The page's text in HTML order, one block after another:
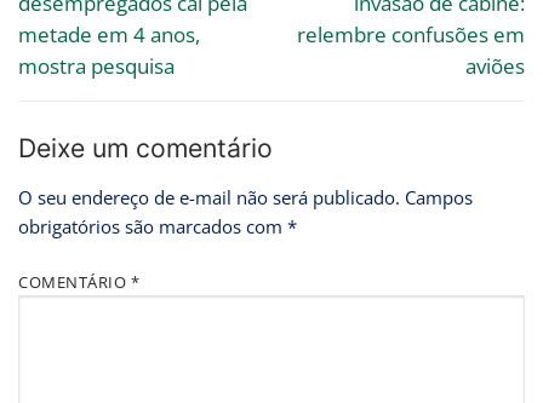
metade em 4 anos,
mostra pesquisa
relembre confusões em
aviões
Deixe um comentário
O seu endereço de e-mail não será publicado. Campos
obrigatórios são marcados com *
COMENTÁRIO *